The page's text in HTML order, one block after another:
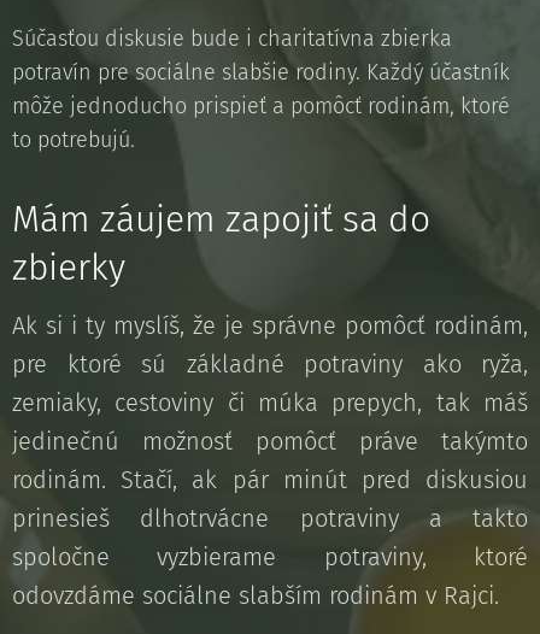
Súčasťou diskusie bude i charitatívna zbierka
potravín pre sociálne slabšie rodiny. Každý účastník
môže jednoducho prispieť a pomôcť rodinám, ktoré
to potrebujú.
Mám záujem zapojiť sa do
zbierky
Ak si i ty myslíš, že je správne pomôcť rodinám,
pre ktoré sú základné potraviny ako ryža,
zemiaky, cestoviny či múka prepych, tak máš
jedinečnú možnosť pomôcť práve takýmto
rodinám. Stačí, ak pár minút pred diskusiou
prinesieš dlhotrvácne potraviny a takto
spoločne vyzbierame potraviny, ktoré
odovzdáme sociálne slabším rodinám v Rajci.